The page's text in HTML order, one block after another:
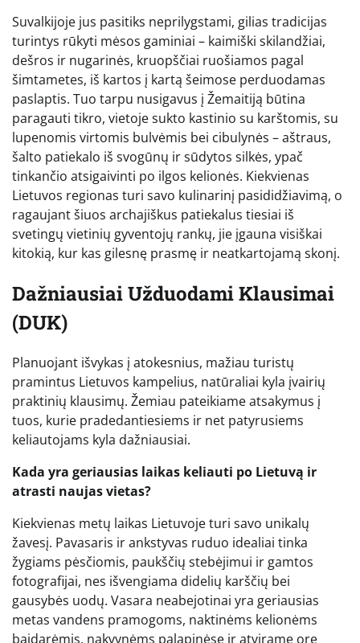
Suvalkijoje jus pasitiks neprilygstami, gilias tradicijas
turintys rūkyti mėsos gaminiai – kaimiški skilandžiai,
dešros ir nugarinės, kruopščiai ruošiamos pagal
šimtametes, iš kartos į kartą šeimose perduodamas
paslaptis. Tuo tarpu nusigavus į Žemaitiją būtina
paragauti tikro, vietoje sukto kastinio su karštomis, su
lupenomis virtomis bulvėmis bei cibulynės – aštraus,
šalto patiekalo iš svogūnų ir sūdytos silkės, ypač
tinkančio atsigaivinti po ilgos kelionės. Kiekvienas
Lietuvos regionas turi savo kulinarinį pasididžiavimą, o
ragaujant šiuos archajiškus patiekalus tiesiai iš
svetingų vietinių gyventojų rankų, jie įgauna visiškai
kitokią, kur kas gilesnę prasmę ir neatkartojamą skonį.
Dažniausiai Užduodami Klausimai
(DUK)
Planuojant išvykas į atokesnius, mažiau turistų
pramintus Lietuvos kampelius, natūraliai kyla įvairių
praktinių klausimų. Žemiau pateikiame atsakymus į
tuos, kurie pradedantiesiems ir net patyrusiems
keliautojams kyla dažniausiai.
Kada yra geriausias laikas keliauti po Lietuvą ir
atrasti naujas vietas?
Kiekvienas metų laikas Lietuvoje turi savo unikalų
žavesį. Pavasaris ir ankstyvas ruduo idealiai tinka
žygiams pėsčiomis, paukščių stebėjimui ir gamtos
fotografijai, nes išvengiama didelių karščių bei
gausybės uodų. Vasara neabejotinai yra geriausias
metas vandens pramogoms, naktinėms kelionėms
baidarėmis, nakvynėms palapinėse ir atvirame ore